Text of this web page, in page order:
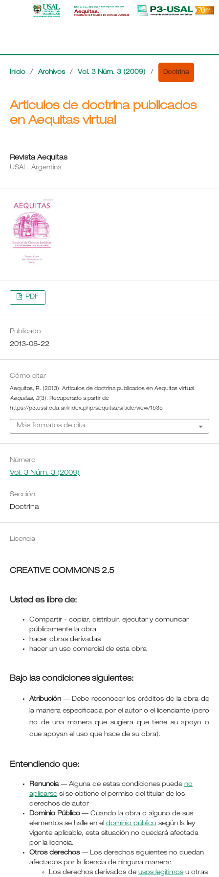
Inicio / Archivos / Vol. 3 Núm. 3 (2009) / Doctrina
Articulos de doctrina publicados
en Aequitas virtual
Revista Aequitas
USAL. Argentina
PDF
Publicado
2013-08-22
Cómo citar
Aequitas, R. (2013). Articulos de doctrina publicados en Aequitas virtual.
Aequitas, 3(3). Recuperado a partir de
https://p3.usal.edu.ar/index.php/aequitas/article/view/1535
Más formatos de cita
Número
Vol. 3 Núm. 3 (2009)
Sección
Doctrina
Licencia
CREATIVE COMMONS 2.5
Usted es libre de:
Compartir - copiar, distribuir, ejecutar y comunicar
públicamente la obra
hacer obras derivadas
hacer un uso comercial de esta obra
Bajo las condiciones siguientes:
Atribución—Debe reconocer los créditos de la obra de
la manera especificada por el autor o el licenciante (pero
no de una manera que sugiera que tiene su apoyo o
que apoyan el uso que hace de su obra).
Entendiendo que:
Renuncia— Alguna de estas condiciones puede no
aplicarsesi se obtiene el permiso del titular de los
derechos de autor
Dominio Público— Cuando la obra o alguno de sus
elementos se halle en el dominio públicosegún la ley
vigente aplicable, esta situación no quedará afectada
por la licencia.
Otros derechos— Los derechos siguientes no quedan
afectados por la licencia de ninguna manera:
Los derechos derivados de usos legítimosu otras